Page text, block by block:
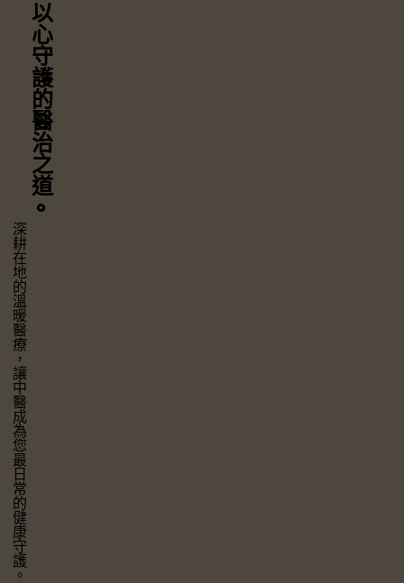
以心守護
的醫治之道
⚬
深耕在地的溫暖醫療，
讓中醫成為您最日常的健康守護。